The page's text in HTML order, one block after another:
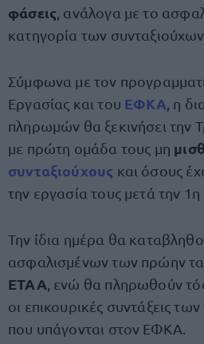
φάσεις , ανάλογα με το
κατηγορία των συνταξιούχων.
Σύμφωνα με τον
Εργασίας και του ΕΦΚΑ , η
πληρωμών θα ξεκινήσει την
με πρώτη ομάδα τους μη
συνταξιούχους και όσους
την εργασία τους μετά την
Την ίδια ημέρα θα
ασφαλισμένων των πρώην
ΕΤΑΑ , ενώ θα πληρωθούν
οι επικουρικές συντάξεις
που υπάγονται στον ΕΦΚΑ.